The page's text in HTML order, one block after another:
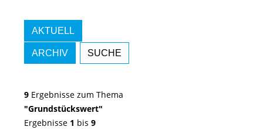
AKTUELL
ARCHIV SUCHE
9 Ergebnisse zum Thema
"Grundstückswert"
Ergebnisse 1 bis 9